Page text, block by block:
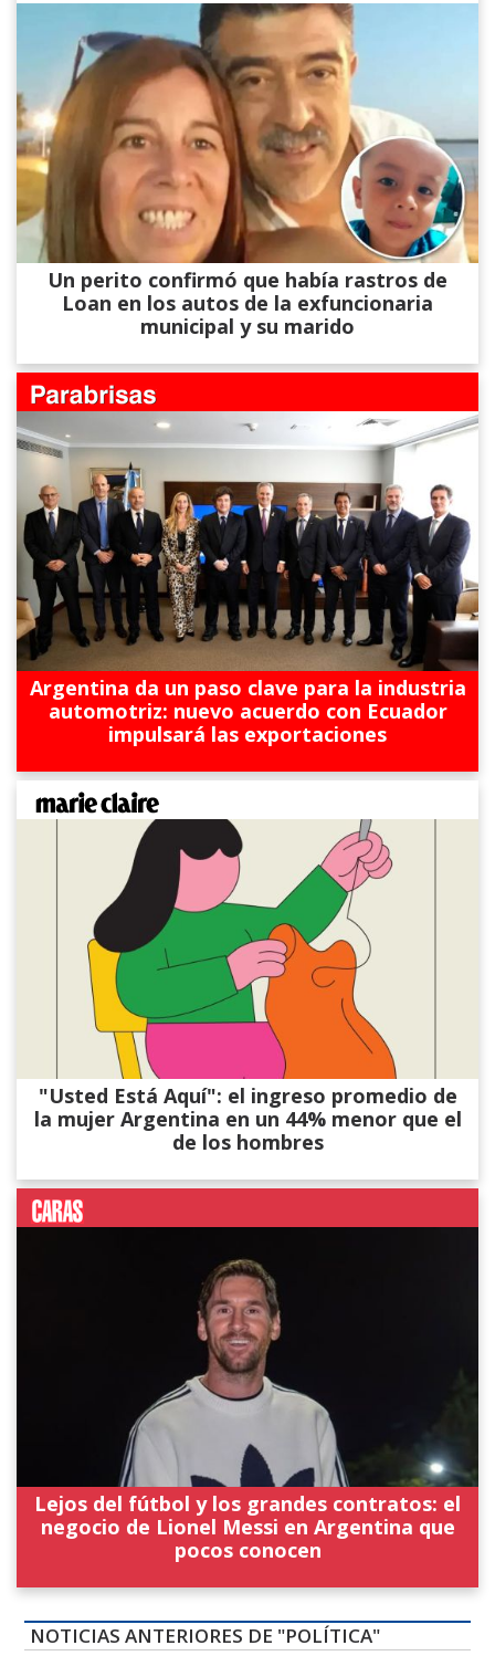
Un perito confirmó que había rastros de
Loan en los autos de la exfuncionaria
municipal y su marido
Argentina da un paso clave para la industria
automotriz: nuevo acuerdo con Ecuador
impulsará las exportaciones
"Usted Está Aquí": el ingreso promedio de
la mujer Argentina en un 44% menor que el
de los hombres
Lejos del fútbol y los grandes contratos: el
negocio de Lionel Messi en Argentina que
pocos conocen
NOTICIAS ANTERIORES DE "POLÍTICA"